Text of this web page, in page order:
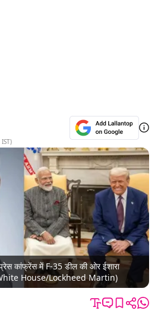
IST)
प्रेस कांफ्रेंस में F-35 डील की ओर ईशारा
White House/Lockheed Martin)